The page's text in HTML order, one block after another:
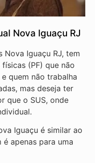
Nova Iguaçu RJ
Nova Iguaçu RJ, tem
(PF) que não
quem não trabalha
mas deseja ter
que o SUS, onde
Iguaçu é similar ao
apenas para uma